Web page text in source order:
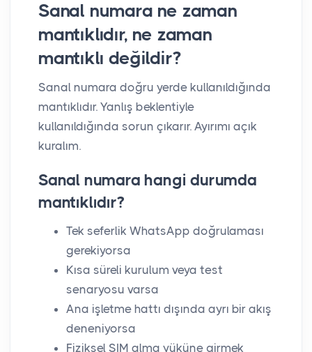
Sanal numara ne zaman
mantıklıdır, ne zaman
mantıklı değildir?
Sanal numara doğru yerde kullanıldığında
mantıklıdır. Yanlış beklentiyle
kullanıldığında sorun çıkarır. Ayırımı açık
kuralım.
Sanal numara hangi durumda
mantıklıdır?
Tek seferlik WhatsApp doğrulaması
gerekiyorsa
Kısa süreli kurulum veya test
senaryosu varsa
Ana işletme hattı dışında ayrı bir akış
deneniyorsa
Fiziksel SIM alma yüküne girmek